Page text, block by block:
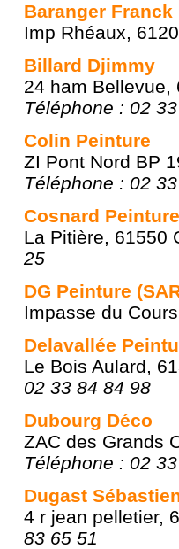
Baranger Franck
Imp Rhéaux,
Billard Djimmy
24 ham Bellevue,
Téléphone : 02
Colin Peinture
ZI Pont Nord BP
Téléphone : 02
Cosnard
La Pitière, 61550
25
DG Peinture
Impasse du
Delavallée
Le Bois Aulard,
02 33 84 84 98
Dubourg Déco
ZAC des Grands
Téléphone : 02
Dugast
4 r jean pelletier,
83 65 51